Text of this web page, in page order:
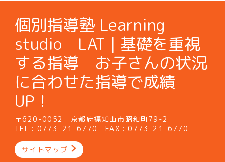
個別指導塾 Learning
studio LAT | 基礎を重視
する指導 お子さんの状況
に合わせた指導で成績
UP！
〒620-0052 京都府福知山市昭和町79-2
TEL：0773-21-6770 FAX：0773-21-6770
サイトマップ